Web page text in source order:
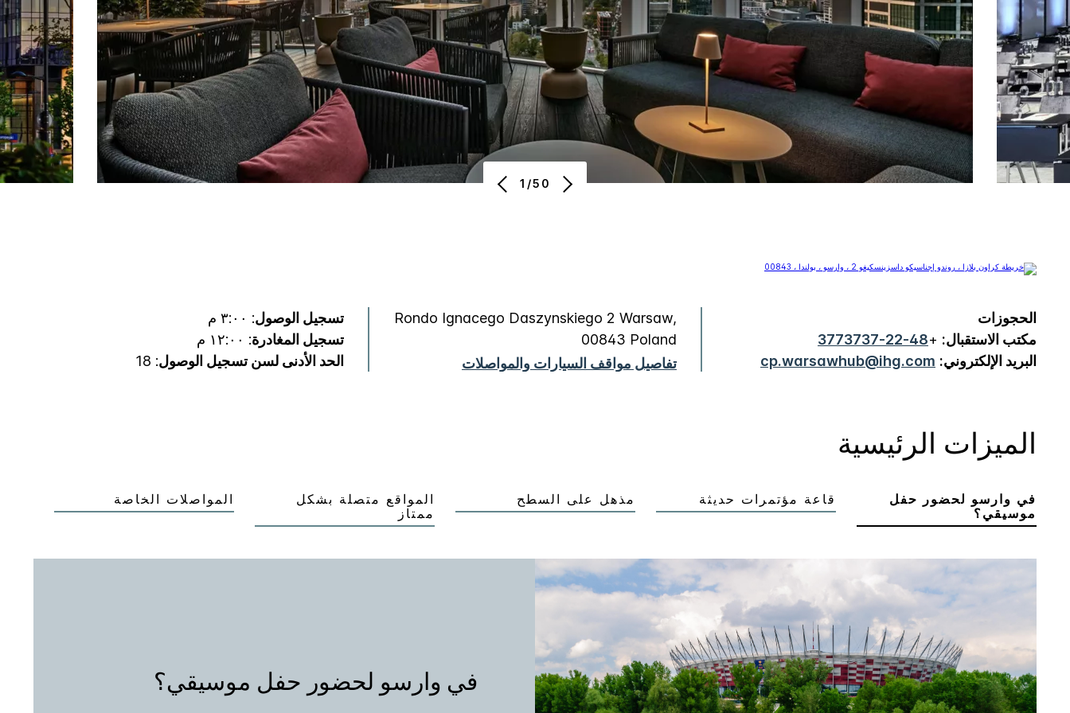
1/50
الحجوزات
مكتب الاستقبال: +
48-22-3773737
البريد الإلكتروني: cp.warsawhub@ihg.com
Rondo Ignacego Daszynskiego 2 Warsaw,
00843 Poland
تفاصيل مواقف السيارات والمواصلات
تسجيل الوصول: ٣:٠٠ م
تسجيل المغادرة: ١٢:٠٠ م
الحد الأدنى لسن تسجيل الوصول: 18
الميزات الرئيسية
في وارسو لحضور حفل
موسيقي؟
قاعة مؤتمرات حديثة مذهل على السطح
المواقع متصلة بشكل
ممتاز
المواصلات الخاصة
في وارسو لحضور حفل موسيقي؟